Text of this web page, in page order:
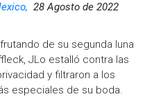
28 Agosto de 2022
de su segunda luna
JLo estalló contra las
y filtraron a los
especiales de su boda.